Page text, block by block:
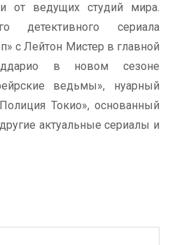
от ведущих студий мира.
детективного сериала
с Лейтон Мистер в главной
в новом сезоне
ведьмы», нуарный
Токио», основанный
актуальные сериалы и